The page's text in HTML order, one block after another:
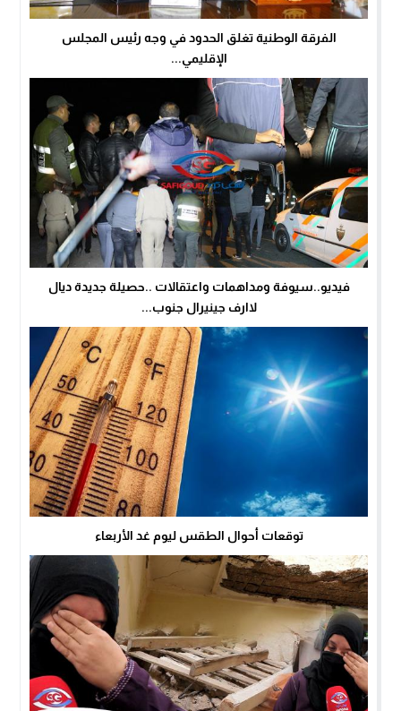
الفرقة الوطنية تغلق الحدود في وجه رئيس المجلس
الإقليمي...
فيديو..سيوفة ومداهمات واعتقالات ..حصيلة جديدة ديال
لاارف جينيرال جنوب...
توقعات أحوال الطقس ليوم غد الأربعاء